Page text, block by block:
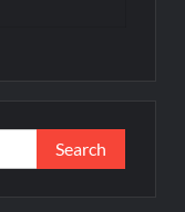
Search
for: